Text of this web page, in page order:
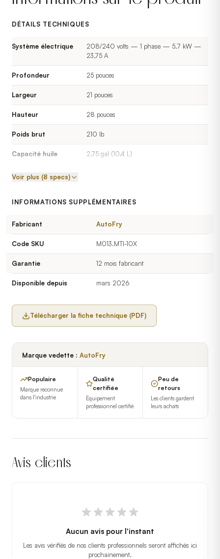
DÉTAILS TECHNIQUES
Système électrique
208/240 volts — 1 phase — 5.7 kW —
23,75 A
Profondeur 25 pouces
Largeur 21 pouces
Hauteur 28 pouces
Poids brut 210 lb
Capacité huile 2,75 gal (10,4 L)
Débit de production
Garantie
1 an main-d'œuvre — 3 ans électronique
Voir plus (8 specs)
INFORMATIONS SUPPLÉMENTAIRES
Fabricant AutoFry
Code SKU M013.MTI-10X
Garantie 12 mois fabricant
Disponible depuis mars 2026
Télécharger la fiche technique (PDF)
Marque vedette : AutoFry
Populaire
Marque reconnue
dans l'industrie
Qualité
certifiée
Équipement
professionnel certifié
Peu de
retours
Les clients gardent
leurs achats
Avis clients
Aucun avis pour l'instant
Les avis vérifiés de nos clients professionnels seront affichés ici
prochainement.